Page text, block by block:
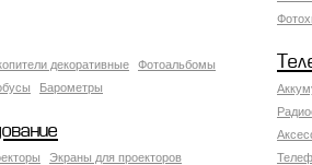
декоративные
Фотоальбомы
Барометры
Экраны для проекторов